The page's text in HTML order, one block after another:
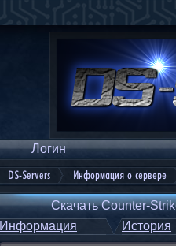
Логин
DS-Servers Информация о сервере
Скачать Counter-
Информация
История